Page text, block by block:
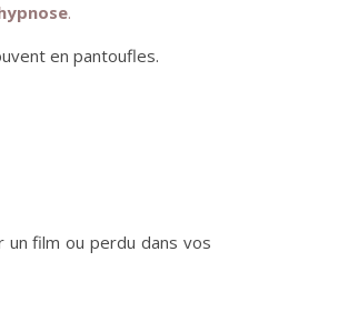
.
en pantoufles.
un film ou perdu dans vos